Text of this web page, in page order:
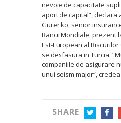
nevoie de capacitate
aport de capital“, declara
Gurenko, senior
Bancii Mondiale, prezent
Est-European al
se desfasura in Turcia.
companiile de asigurare
unui seism major“,
SHARE